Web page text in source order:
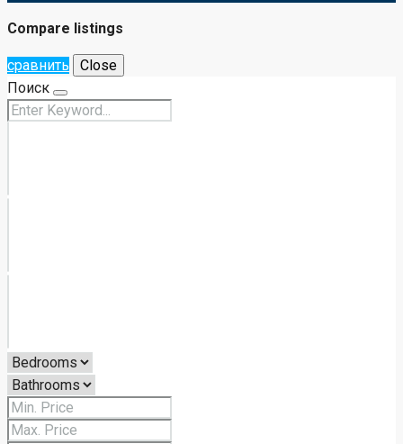
Compare listings
сравнить
Close
Поиск